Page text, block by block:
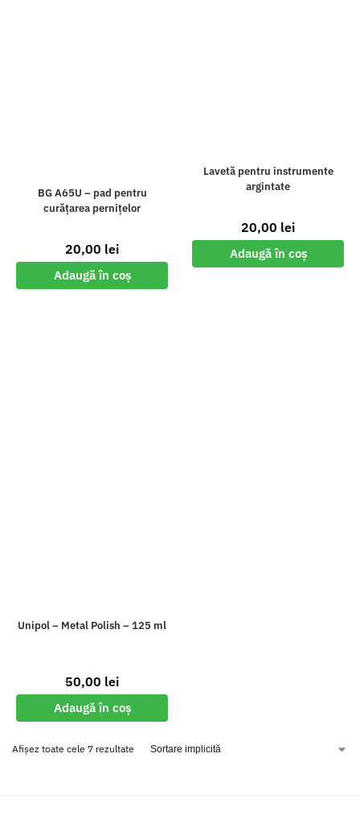
BG A65U – pad pentru
curățarea pernițelor
20,00 lei
Adaugă în coș
Lavetă pentru instrumente
argintate
20,00 lei
Adaugă în coș
Unipol – Metal Polish – 125 ml
50,00 lei
Adaugă în coș
Afișez toate cele 7 rezultate